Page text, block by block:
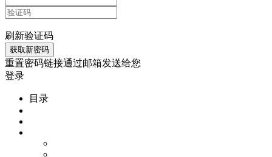
刷新验证码
重置密码链接通过邮箱发送给您
登录
目录